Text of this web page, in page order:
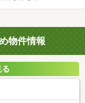
物件情報